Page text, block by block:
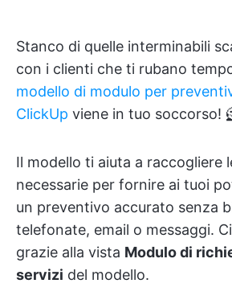
Stanco di quelle interminabili
con i clienti che ti rubano
modello di modulo per
ClickUp viene in tuo soccorso!
Il modello ti aiuta a raccogliere
necessarie per fornire ai tuoi
un preventivo accurato senza
telefonate, email o messaggi.
grazie alla vista Modulo di
servizi del modello.